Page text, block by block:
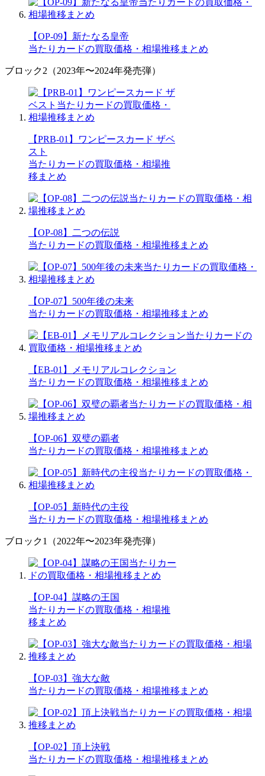
【OP-09】新たなる皇帝
当たりカードの買取価格・相場推移まとめ
ブロック2（2023年〜2024年発売弾）
【PRB-01】ワンピースカード ザベ
スト
当たりカードの買取価格・相場推
移まとめ
【OP-08】二つの伝説
当たりカードの買取価格・相場推移まとめ
【OP-07】500年後の未来
当たりカードの買取価格・相場推移まとめ
【EB-01】メモリアルコレクション
当たりカードの買取価格・相場推移まとめ
【OP-06】双璧の覇者
当たりカードの買取価格・相場推移まとめ
【OP-05】新時代の主役
当たりカードの買取価格・相場推移まとめ
ブロック1（2022年〜2023年発売弾）
【OP-04】謀略の王国
当たりカードの買取価格・相場推
移まとめ
【OP-03】強大な敵
当たりカードの買取価格・相場推移まとめ
【OP-02】頂上決戦
当たりカードの買取価格・相場推移まとめ